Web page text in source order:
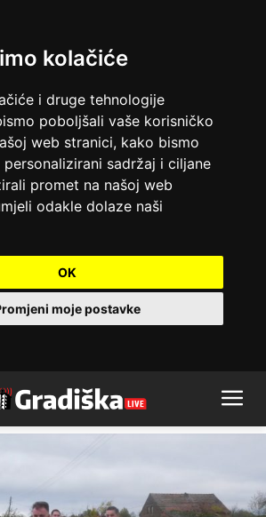
kolačiće
i druge tehnologije
poboljšali vaše korisničko
web stranici, kako bismo
sadržaj i ciljane
promet na našoj web
odakle dolaze naši
OK
moje postavke